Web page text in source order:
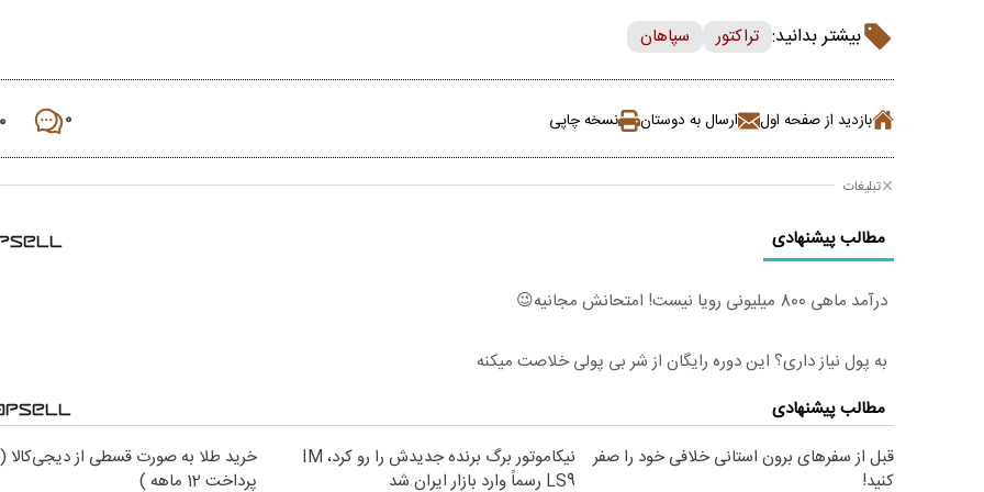
بیشتر بدانید: تراکتور سپاهان
بازدید از صفحه اول ارسال به دوستان نسخه چاپی ۰ ۰
تبلیغات
مطالب پیشنهادی
درآمد ماهی 800 میلیونی رویا نیست! امتحانش مجانیه😉
به پول نیاز داری؟ این دوره رایگان از شر بی پولی خلاصت میکنه
مطالب پیشنهادی
قبل از سفرهای برون استانی خلافی خود را صفر
کنید!
نیکاموتور برگ برنده جدیدش را رو کرد، IM
LS9 رسماً وارد بازار ایران شد
خرید طلا به صورت قسطی از دیجی‌کالا (
پرداخت 12 ماهه )